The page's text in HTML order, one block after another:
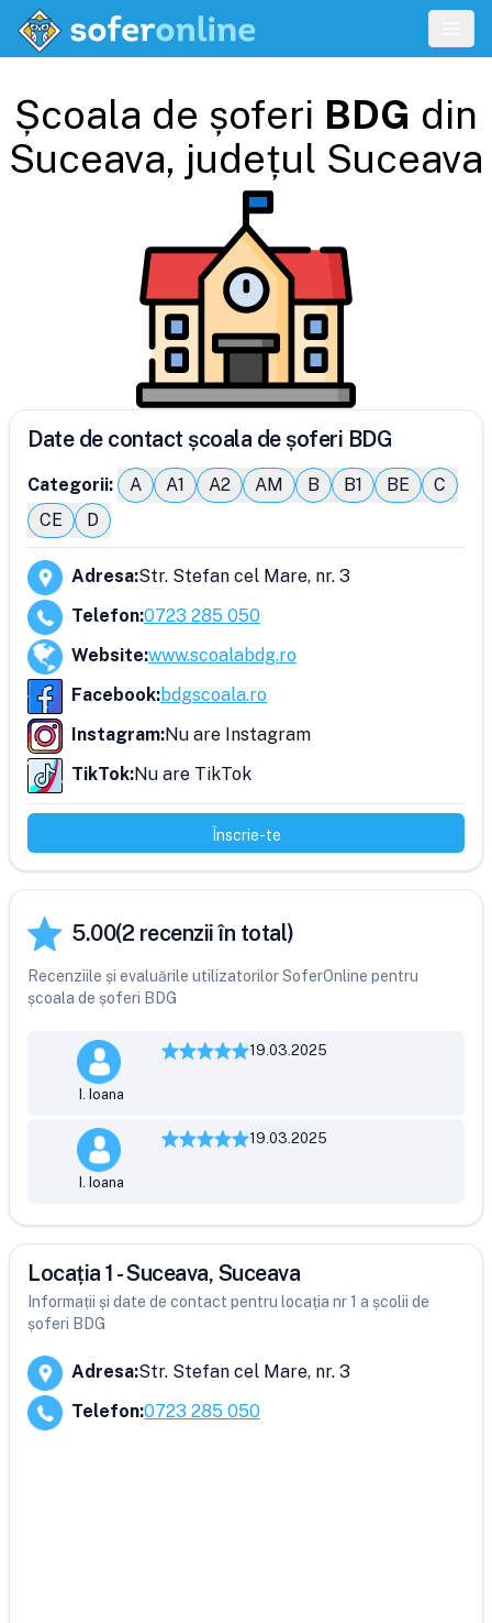
Școala de șoferi BDG din
Suceava, județul Suceava
Date de contact școala de șoferi BDG
Categorii: A A1 A2 AM B B1 BE
C
CE
D
Adresa:Str. Stefan cel Mare, nr. 3
Telefon:0723 285 050
Website:www.scoalabdg.ro
Facebook:bdgscoala.ro
Instagram:Nu are Instagram
TikTok:Nu are TikTok
Înscrie-te
5.00(2 recenzii în total)
Recenziile și evaluările utilizatorilor SoferOnline pentru
școala de șoferi BDG
I. Ioana
19.03.2025
I. Ioana
19.03.2025
Locația 1 - Suceava, Suceava
Informații și date de contact pentru locația nr 1 a școlii de
șoferi BDG
Adresa:Str. Stefan cel Mare, nr. 3
Telefon:0723 285 050